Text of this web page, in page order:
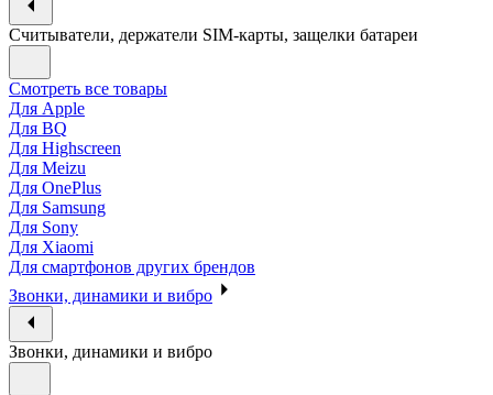
Считыватели, держатели SIM-карты, защелки батареи
Смотреть все товары
Для Apple
Для BQ
Для Highscreen
Для Meizu
Для OnePlus
Для Samsung
Для Sony
Для Xiaomi
Для смартфонов других брендов
Звонки, динамики и вибро
Звонки, динамики и вибро